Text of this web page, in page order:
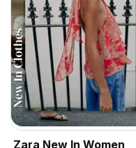
Zara New In Women